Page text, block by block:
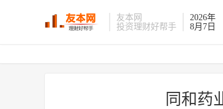
友本网
投资理财好帮手
2026年
8月7日
同和药